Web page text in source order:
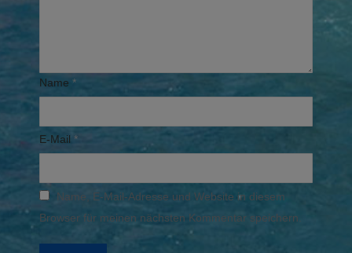
Name *
E-Mail *
Name, E-Mail-Adresse und Website in diesem
Browser für meinen nächsten Kommentar speichern.